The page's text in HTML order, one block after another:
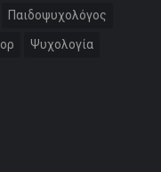
Παιδοψυχολόγος
Ψυχολογία